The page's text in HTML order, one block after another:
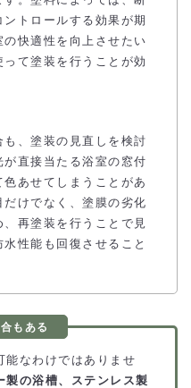
トロールする効果が期
快適性を向上させたい
て塗装を行うことが効
、塗装の見直しを検討
直接当たる浴室の窓付
あせてしまうことがあ
けでなく、塗膜の劣化
再塗装を行うことで見
性能も回復させること
能なわけではありませ
製の浴槽、ステンレス製